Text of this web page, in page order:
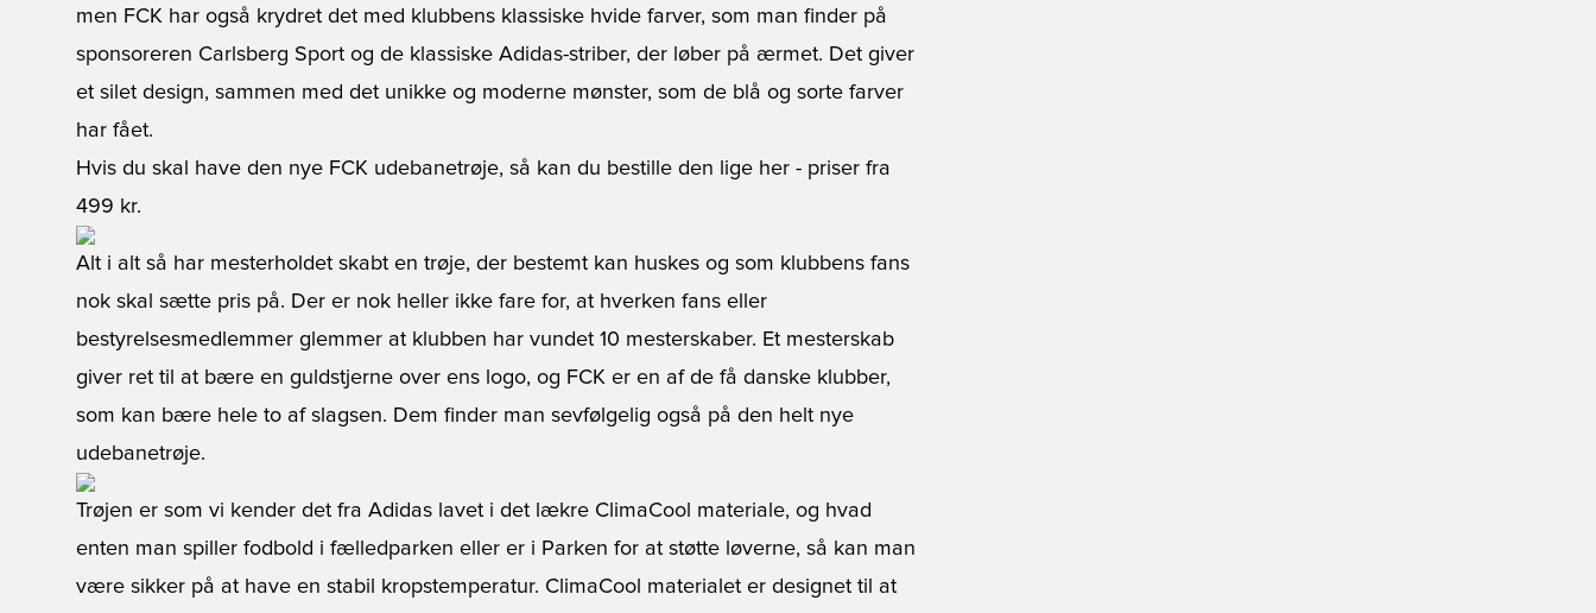
men FCK har også krydret det med klubbens klassiske hvide farver, som man finder på
sponsoreren Carlsberg Sport og de klassiske Adidas-striber, der løber på ærmet. Det giver
et silet design, sammen med det unikke og moderne mønster, som de blå og sorte farver
har fået.
Hvis du skal have den nye FCK udebanetrøje, så kan du bestille den lige her - priser fra
499 kr.
Alt i alt så har mesterholdet skabt en trøje, der bestemt kan huskes og som klubbens fans
nok skal sætte pris på. Der er nok heller ikke fare for, at hverken fans eller
bestyrelsesmedlemmer glemmer at klubben har vundet 10 mesterskaber. Et mesterskab
giver ret til at bære en guldstjerne over ens logo, og FCK er en af de få danske klubber,
som kan bære hele to af slagsen. Dem finder man sevfølgelig også på den helt nye
udebanetrøje.
Trøjen er som vi kender det fra Adidas lavet i det lækre ClimaCool materiale, og hvad
enten man spiller fodbold i fælledparken eller er i Parken for at støtte løverne, så kan man
være sikker på at have en stabil kropstemperatur. ClimaCool materialet er designet til at